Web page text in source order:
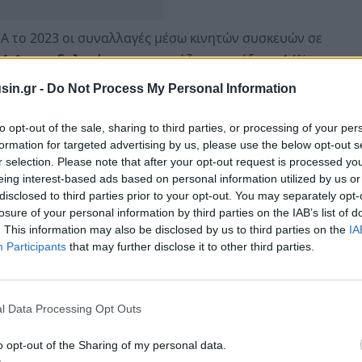
- Do Not Process My Personal Information
opt-out of the sale, sharing to third parties, or processing of your
for targeted advertising by us, please use the below opt-out
selection. Please note that after your opt-out request is processed
interest-based ads based on personal information utilized by us
to third parties prior to your opt-out. You may separately
of your personal information by third parties on the IAB’s list of
This information may also be disclosed by us to third parties on the
Participants that may further disclose it to other third parties.
Data Processing Opt Outs
opt-out of the Sharing of my personal data.
το 2023 οι συναλλαγές μέσω κινητών συσκευών σε
1,4 τρισ.δολαρίωνπαρουσιάζοντας αύξηση 14% σε
οι συναλλαγές ανέρχονται σε 2,7 εκατ.δολ. κάθε
συνδρομητών κινητής τηλεφωνίας που σε
με προοπτική το 2030 να ανέλθουν σε 6,3 δισ. σε